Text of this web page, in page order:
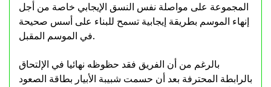
المجموعة على مواصلة نفس النسق الإيجابي خاصة من أجل
إنهاء الموسم بطريقة إيجابية تسمح للبناء على أسس صحيحة
في الموسم المقبل.
بالرغم من أن الفريق فقد حظوظه نهائيا في الإلتحاق
بالرابطة المحترفة بعد أن حسمت شبيبة الأبيار بطاقة الصعود